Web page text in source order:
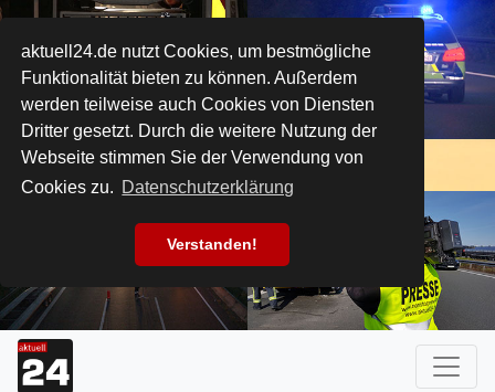
aktuell24.de nutzt Cookies, um bestmögliche
Funktionalität bieten zu können. Außerdem
werden teilweise auch Cookies von Diensten
Dritter gesetzt. Durch die weitere Nutzung der
Webseite stimmen Sie der Verwendung von
Cookies zu. Datenschutzerklärung
Verstanden!